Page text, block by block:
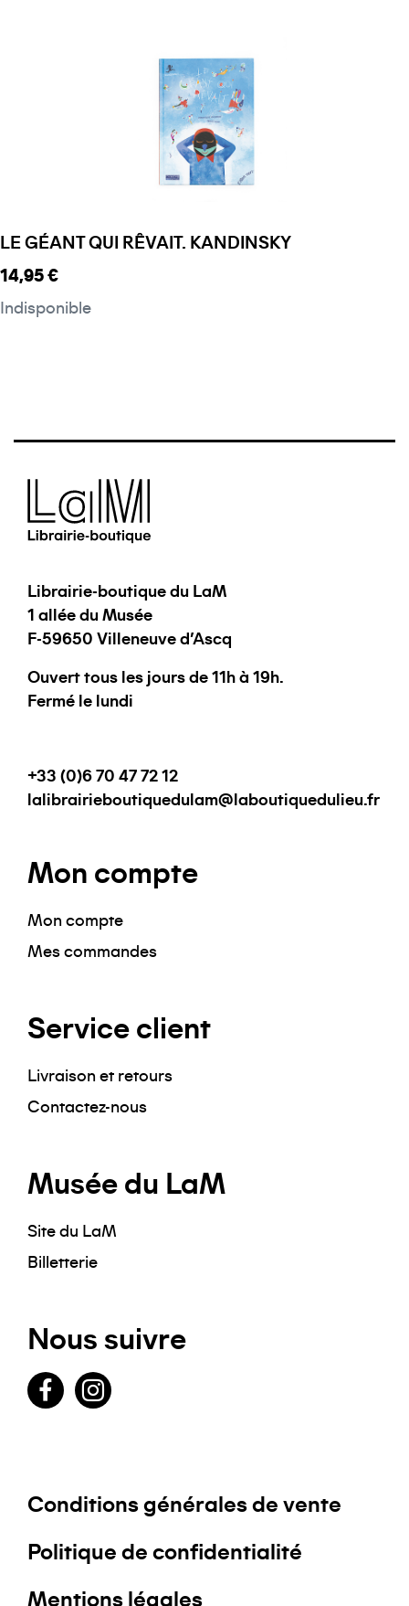
LE GÉANT QUI RÊVAIT. KANDINSKY
Prix ​​actuel
14,95 €
Indisponible
Librairie-boutique du LaM
1 allée du Musée
F-59650 Villeneuve d'Ascq
Ouvert tous les jours de 11h à 19h.
Fermé le lundi
+33 (0)6 70 47 72 12
lalibrairieboutiquedulam@laboutiquedulieu.fr
Mon compte
Mon compte
Mes commandes
Service client
Livraison et retours
Contactez-nous
Musée du LaM
Site du LaM
Billetterie
Nous suivre
FacebookInstagram
Conditions générales de vente
Politique de confidentialité
Mentions légales